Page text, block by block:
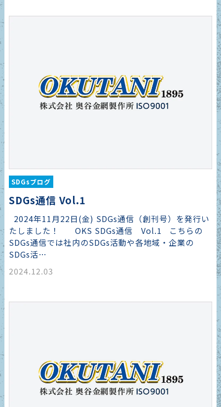
SDGsブログ
SDGs通信 Vol.1
2024年11月22日(金) SDGs通信（創刊号）を発行い
たしました！ OKS SDGs通信 Vol.1 こちらの
SDGs通信では社内のSDGs活動や各地域・企業の
SDGs活…
2024.12.03